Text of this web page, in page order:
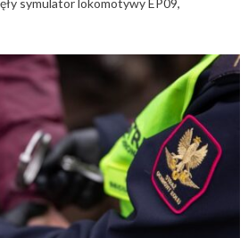
symulator lokomotywy EP09,